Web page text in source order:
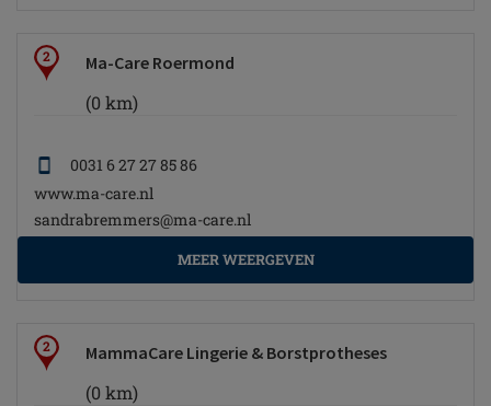
2 Ma-Care Roermond
(0 km)
0031 6 27 27 85 86
www.ma-care.nl
sandrabremmers@ma-care.nl
MEER WEERGEVEN
2 MammaCare Lingerie & Borstprotheses
(0 km)